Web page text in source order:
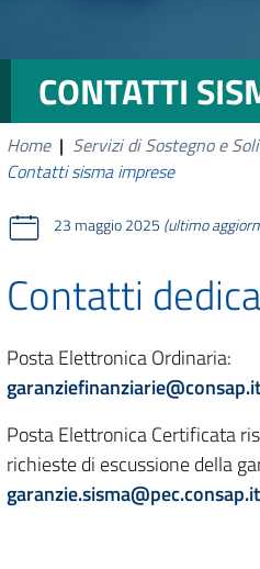
CONTATTI
Home | Servizi di Sostegno e
Contatti sisma imprese
23 maggio 2025 (ultimo
Contatti
Posta Elettronica Ordinaria:
garanziefinanziarie@consap.it
Posta Elettronica Certificata
richieste di escussione della
garanzie.sisma@pec.consap.it